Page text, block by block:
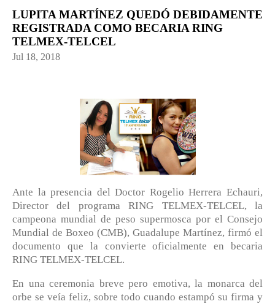
LUPITA MARTÍNEZ QUEDÓ DEBIDAMENTE
REGISTRADA COMO BECARIA RING
TELMEX-TELCEL
Jul 18, 2018
Ante la presencia del Doctor Rogelio Herrera Echauri,
Director del programa RING TELMEX-TELCEL, la
campeona mundial de peso supermosca por el Consejo
Mundial de Boxeo (CMB), Guadalupe Martínez, firmó el
documento que la convierte oficialmente en becaria
RING TELMEX-TELCEL.
En una ceremonia breve pero emotiva, la monarca del
orbe se veía feliz, sobre todo cuando estampó su firma y